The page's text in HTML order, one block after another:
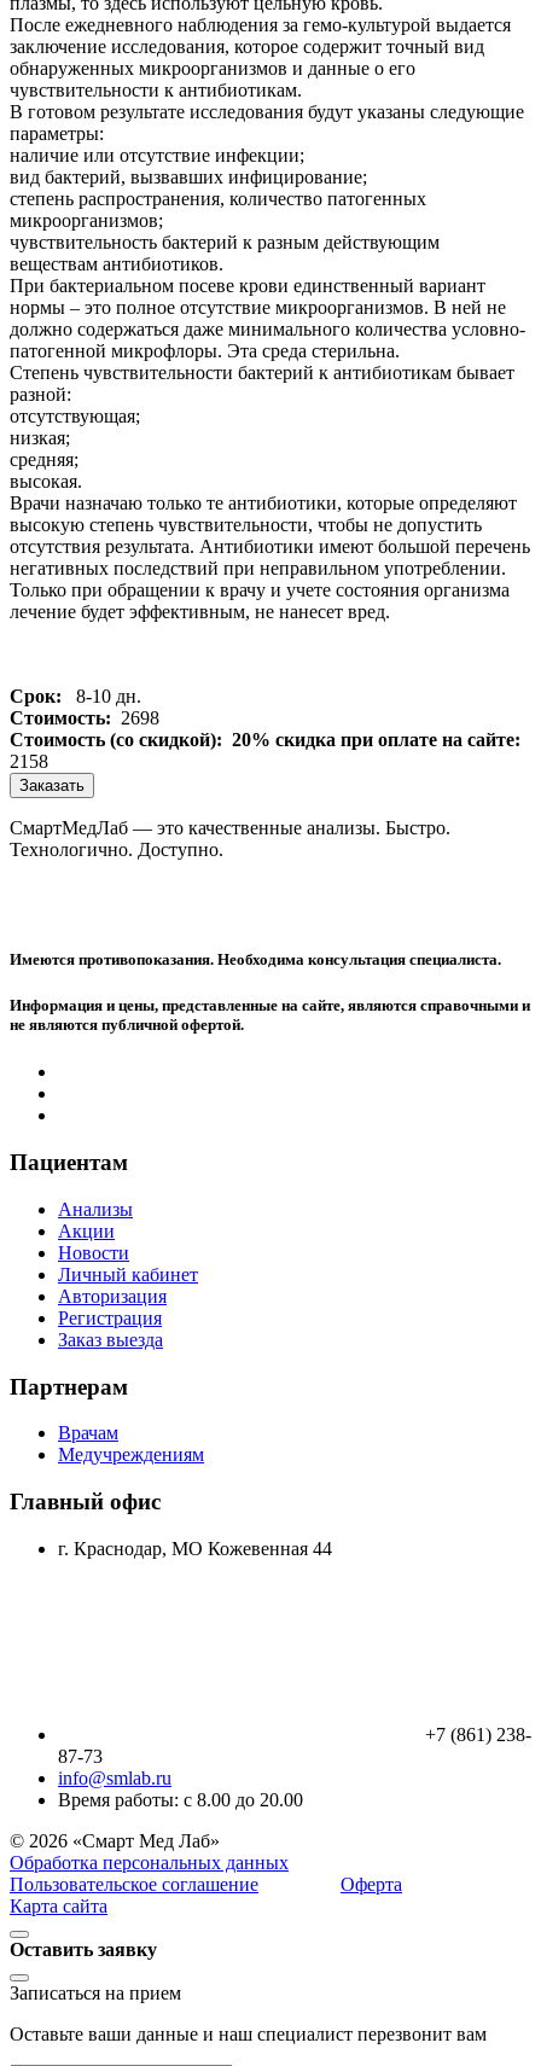
После ежедневного наблюдения за гемо-культурой выдается
заключение исследования, которое содержит точный вид
обнаруженных микроорганизмов и данные о его
чувствительности к антибиотикам.
В готовом результате исследования будут указаны следующие
параметры:
наличие или отсутствие инфекции;
вид бактерий, вызвавших инфицирование;
степень распространения, количество патогенных
микроорганизмов;
чувствительность бактерий к разным действующим
веществам антибиотиков.
При бактериальном посеве крови единственный вариант
нормы – это полное отсутствие микроорганизмов. В ней не
должно содержаться даже минимального количества условно-
патогенной микрофлоры. Эта среда стерильна.
Степень чувствительности бактерий к антибиотикам бывает
разной:
отсутствующая;
низкая;
средняя;
высокая.
Врачи назначаю только те антибиотики, которые определяют
высокую степень чувствительности, чтобы не допустить
отсутствия результата. Антибиотики имеют большой перечень
негативных последствий при неправильном употреблении.
Только при обращении к врачу и учете состояния организма
лечение будет эффективным, не нанесет вред.
Срок:
8-10 дн.
Стоимость: 2698
Стоимость (со скидкой): 20% скидка при оплате на сайте:
2158
Заказать
СмартМедЛаб — это качественные анализы. Быстро.
Технологично. Доступно.
Имеются противопоказания. Необходима консультация специалиста.
Информация и цены, представленные на сайте, являются справочными и
не являются публичной офертой.
Пациентам
Анализы
Акции
Новости
Личный кабинет
Авторизация
Регистрация
Заказ выезда
Партнерам
Врачам
Медучреждениям
Главный офис
г. Краснодар, МО Кожевенная 44
+7 (861) 238-
87-73
info@smlab.ru
Время работы: с 8.00 до 20.00
© 2026 «Смарт Мед Лаб»
Обработка персональных данных
Пользовательское соглашение
Оферта
Карта сайта
Оставить заявку
Записаться на прием
Оставьте ваши данные и наш специалист перезвонит вам